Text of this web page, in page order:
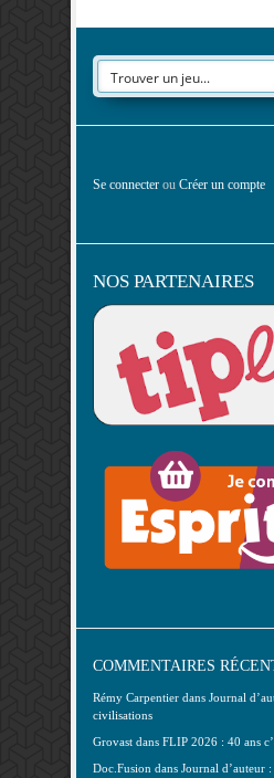
Se connecter ou Créer un compte
NOS PARTENAIRES
COMMENTAIRES
Rémy Carpentier dans Journal
civilisations
Grovast dans FLIP 2026 : 40 ans
Doc.Fusion dans Journal d’auteur